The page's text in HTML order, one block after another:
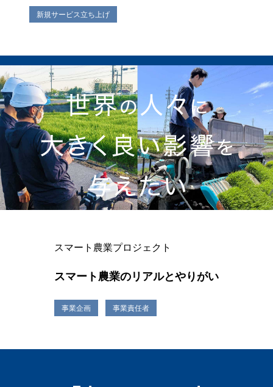
新規サービス立ち上げ
スマート農業プロジェクト
スマート農業のリアルとやりがい
事業企画 事業責任者